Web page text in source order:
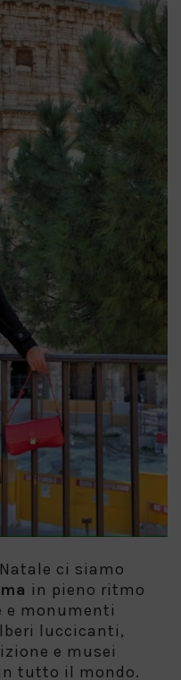
ci siamo
in pieno ritmo
e monumenti
luccicanti,
e musei
tutto il mondo.